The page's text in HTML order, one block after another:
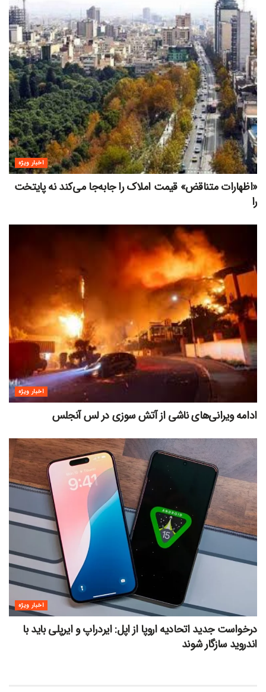
اخبار ویژه
«اظهارات متناقض» قیمت‌ املاک را جابه‌جا می‌کند نه پایتخت
را
اخبار ویژه
ادامه ویرانی‌های ناشی از آتش سوزی در لس آنجلس
اخبار ویژه
درخواست جدید اتحادیه اروپا از اپل: ایردراپ و ایرپلی باید با
اندروید سازگار شوند